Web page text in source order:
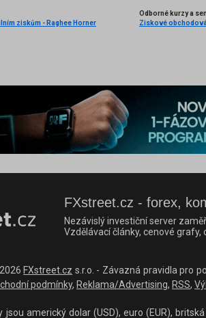
ziskům - Raghee Horner
Odborné kurzy a
FXstreet.cz - forex,
Nezávislý investiční server
Vzdělávací články, cenové
FXstreet.cz s.r.o. - Závazná pravidla pro
podmínky, Reklama/Advertising, RSS,
jsou americký dolar (USD), euro (EUR),